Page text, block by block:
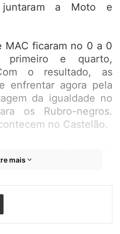
a Moto e
MAC ficaram no 0 a 0
primeiro e quarto,
o resultado, as
enfrentar agora pela
da igualdade no
os Rubro-negros.
no Castelão.
Gabriel e avançou na
pelo São José, no
mais